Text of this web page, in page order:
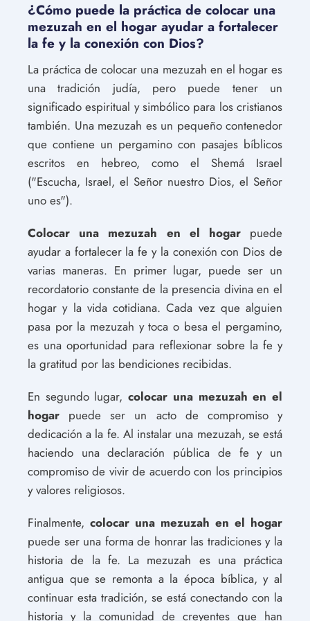
¿Cómo puede la práctica de colocar una
mezuzah en el hogar ayudar a fortalecer
la fe y la conexión con Dios?
La práctica de colocar una mezuzah en el hogar es
una tradición judía, pero puede tener un
significado espiritual y simbólico para los cristianos
también. Una mezuzah es un pequeño contenedor
que contiene un pergamino con pasajes bíblicos
escritos en hebreo, como el Shemá Israel
("Escucha, Israel, el Señor nuestro Dios, el Señor
uno es").
Colocar una mezuzah en el hogarpuede
ayudar a fortalecer la fe y la conexión con Dios de
varias maneras. En primer lugar, puede ser un
recordatorio constante de la presencia divina en el
hogar y la vida cotidiana. Cada vez que alguien
pasa por la mezuzah y toca o besa el pergamino,
es una oportunidad para reflexionar sobre la fe y
la gratitud por las bendiciones recibidas.
En segundo lugar,colocar una mezuzah en el
hogar puede ser un acto de compromiso y
dedicación a la fe. Al instalar una mezuzah, se está
haciendo una declaración pública de fe y un
compromiso de vivir de acuerdo con los principios
y valores religiosos.
Finalmente, colocar una mezuzah en el hogar
puede ser una forma de honrar las tradiciones y la
historia de la fe. La mezuzah es una práctica
antigua que se remonta a la época bíblica, y al
continuar esta tradición, se está conectando con la
historia y la comunidad de creyentes que han